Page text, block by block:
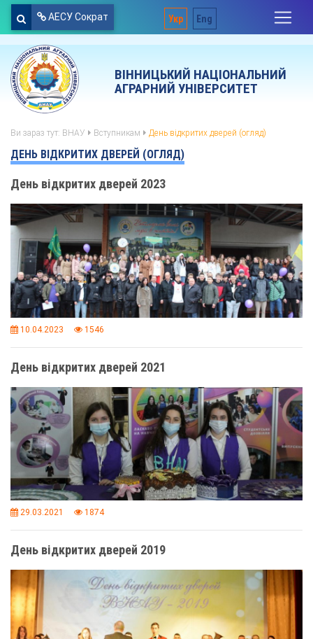
АЕСУ Сократ Укр Eng
ВІННИЦЬКИЙ НАЦІОНАЛЬНИЙ
АГРАРНИЙ УНІВЕРСИТЕТ
Ви зараз тут: ВНАУ Вступникам День відкритих дверей (огляд)
ДЕНЬ ВІДКРИТИХ ДВЕРЕЙ (ОГЛЯД)
День відкритих дверей 2023
10.04.2023 1546
День відкритих дверей 2021
29.03.2021 1874
День відкритих дверей 2019